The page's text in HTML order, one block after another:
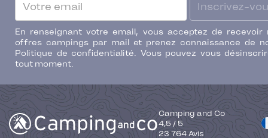
Inscrivez-
En renseignant votre email, vous acceptez de recevoir
offres campings par mail et prenez connaissance de
Politique de confidentialité. Vous pouvez vous
tout moment.
Camping and Co
4,5 / 5
23 764Avis